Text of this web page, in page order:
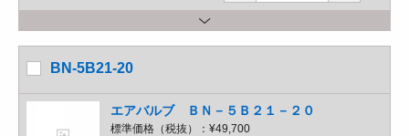
BN-5B21-20
エアバルブ ＢＮ－５Ｂ２１－２０
標準価格（税抜）： ¥49,700